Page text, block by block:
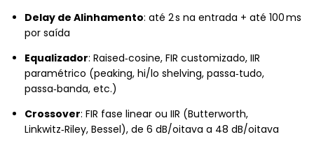
Delay de Alinhamento: até 2 s na entrada + até 100 ms
por saída
Equalizador: Raised‑cosine, FIR customizado, IIR
paramétrico (peaking, hi/lo shelving, passa‑tudo,
passa‑banda, etc.)
Crossover: FIR fase linear ou IIR (Butterworth,
Linkwitz‑Riley, Bessel), de 6 dB/oitava a 48 dB/oitava